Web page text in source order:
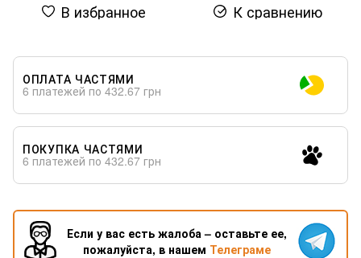
В избранное К сравнению
ОПЛАТА ЧАСТЯМИ
6 платежей по 432.67 грн
ПОКУПКА ЧАСТЯМИ
6 платежей по 432.67 грн
Если у вас есть жалоба – оставьте ее,
пожалуйста, в нашем Телеграме